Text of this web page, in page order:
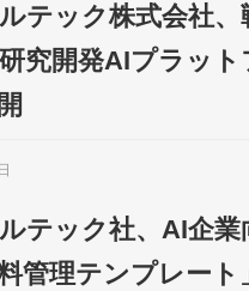
テック株式会社、
究開発AIプラット
テック社、AI企
管理テンプレート